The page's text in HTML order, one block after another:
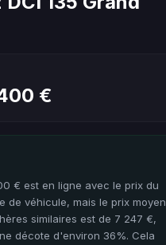
€
€ est en ligne avec le prix du
de véhicule, mais le prix moyen
similaires est de 7 247 €,
décote d'environ 36%. Cela